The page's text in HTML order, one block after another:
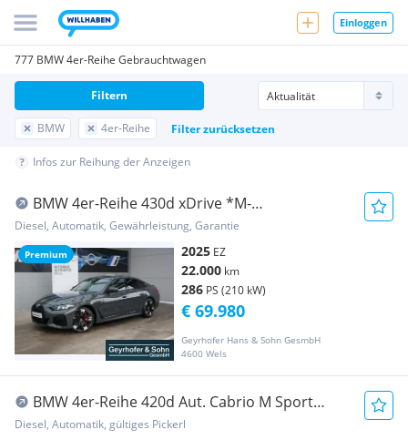
Einloggen
777 BMW 4er-Reihe Gebrauchtwagen
BMW 4er-Reihe Filter zurücksetzen
Filtern
Infos zur Reihung der Anzeigen
Premium
BMW 4er-Reihe 430d xDrive *M-
Paket/AHK/360°/H&K Sound/DA-Prof...
Diesel, Automatik, Gewährleistung, Garantie
2025 EZ
22.000 km
286 PS (210 kW)
Geyrhofer Hans & Sohn GesmbH
4600 Wels
€ 69.980
BMW 4er-Reihe 420d Aut. Cabrio M Sport
Vollausstattung *Pickerl
Diesel, Automatik, gültiges Pickerl